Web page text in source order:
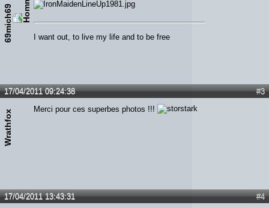
69mich69 I want out, to live my life and to be free
#3
17/04/2011 09:24:38
Wrathfox Merci pour ces superbes photos !!!
#4
17/04/2011 13:43:31